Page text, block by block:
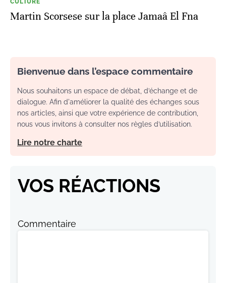
CULTURE
Martin Scorsese sur la place Jamaâ El Fna
Bienvenue dans l’espace commentaire
Nous souhaitons un espace de débat, d’échange et de
dialogue. Afin d'améliorer la qualité des échanges sous
nos articles, ainsi que votre expérience de contribution,
nous vous invitons à consulter nos règles d’utilisation.
Lire notre charte
VOS RÉACTIONS
Commentaire